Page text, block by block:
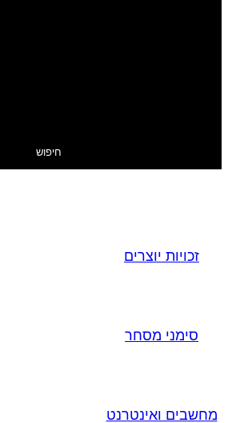
חיפוש
זכויות יוצרים
סימני מסחר
מחשבים ואינטרנט